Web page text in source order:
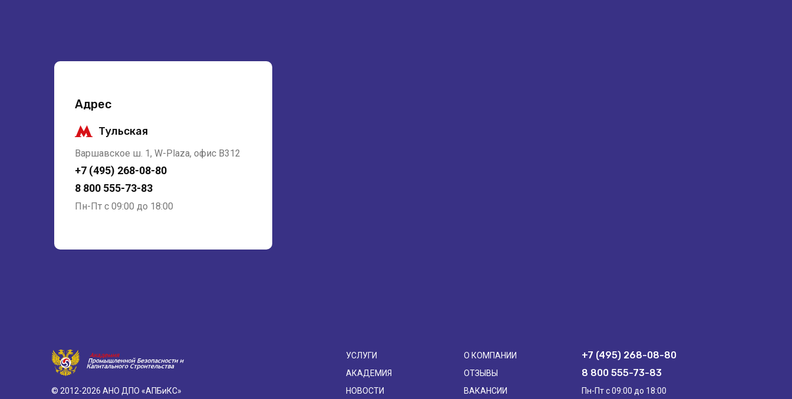
Адрес
Тульская
Варшавское ш. 1, W-Plaza, офис В312
+7 (495) 268-08-80
8 800 555-73-83
Пн-Пт с 09:00 до 18:00
© 2012-2026 АНО ДПО «АПБиКС»
УСЛУГИ
О КОМПАНИИ
АКАДЕМИЯ
ОТЗЫВЫ
НОВОСТИ
ВАКАНСИИ
+7 (495) 268-08-80
8 800 555-73-83
Пн-Пт с 09:00 до 18:00